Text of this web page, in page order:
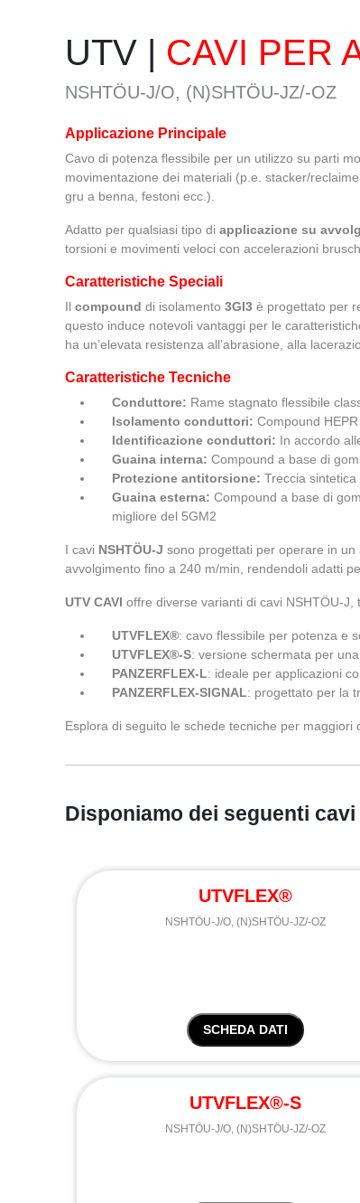
UTV | CAVI PER
NSHTÖU-J/O, (N)SHTÖU-JZ/-OZ
Applicazione Principale
Cavo di potenza flessibile per un utilizzo su parti
movimentazione dei materiali (p.e. stacker/
gru a benna, festoni ecc.).
Adatto per qualsiasi tipo di applicazione su
torsioni e movimenti veloci con accelerazioni
Caratteristiche Speciali
Il compound di isolamento 3GI3 è progettato per
questo induce notevoli vantaggi per le
ha un’elevata resistenza all’abrasione, alla
Caratteristiche Tecniche
Conduttore: Rame stagnato flessibile
Isolamento conduttori: Compound
Identificazione conduttori: In accordo
Guaina interna: Compound a base di
Protezione antitorsione: Treccia sintetica
Guaina esterna: Compound a base di
migliore del 5GM2
I cavi NSHTÖU-J sono progettati per operare in un
avvolgimento fino a 240 m/min, rendendoli adatti
UTV CAVI offre diverse varianti di cavi NSHTÖU-J,
UTVFLEX®: cavo flessibile per potenza e
UTVFLEX®-S: versione schermata per
PANZERFLEX-L: ideale per applicazioni
PANZERFLEX-SIGNAL: progettato per la
Esplora di seguito le schede tecniche per maggiori
Disponiamo dei seguenti
UTVFLEX®
NSHTÖU-J/O, (N)SHTÖU-JZ/-OZ
SCHEDA DATI
UTVFLEX®-S
NSHTÖU-J/O, (N)SHTÖU-JZ/-OZ